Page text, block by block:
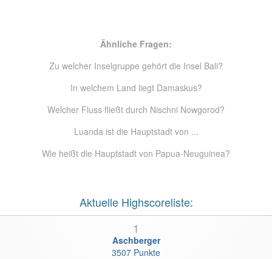
Ähnliche Fragen:
Zu welcher Inselgruppe gehört die Insel Bali?
In welchem Land liegt Damaskus?
Welcher Fluss fließt durch Nischni Nowgorod?
Luanda ist die Hauptstadt von ...
Wie heißt die Hauptstadt von Papua-Neuguinea?
Aktuelle Highscoreliste:
1
Aschberger
3507 Punkte